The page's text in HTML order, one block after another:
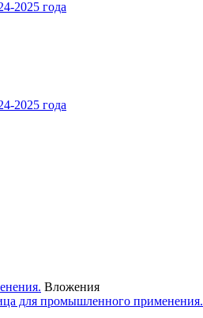
2025 года
2025 года
Вложения
для промышленного применения.